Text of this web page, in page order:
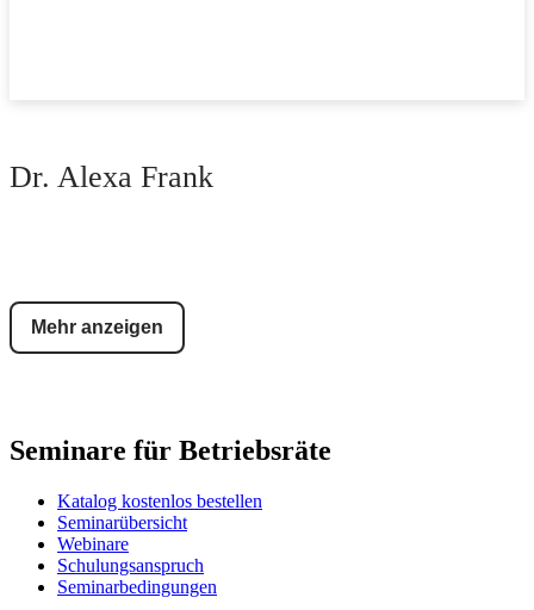
Dr. Alexa Frank
Mehr anzeigen
Seminare für Betriebsräte
Katalog kostenlos bestellen
Seminarübersicht
Webinare
Schulungsanspruch
Seminarbedingungen